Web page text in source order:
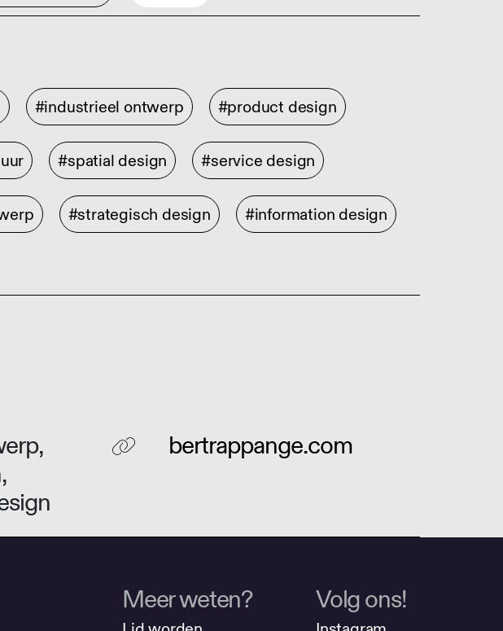
#industrieel ontwerp #product design
#spatial design #service design
#strategisch design #information design
bertrappange.com
Meer weten? Volg ons!